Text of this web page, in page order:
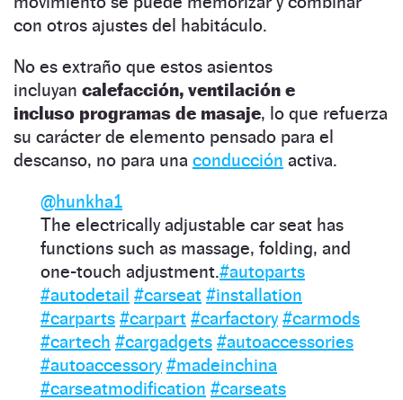
con otros ajustes del habitáculo.
No es extraño que estos asientos
incluyan calefacción, ventilación e
incluso programas de masaje, lo que refuerza
su carácter de elemento pensado para el
descanso, no para una conducción activa.
@hunkha1
The electrically adjustable car seat has
functions such as massage, folding, and
one-touch adjustment.#autoparts
#autodetail #carseat #installation
#carparts #carpart #carfactory #carmods
#cartech #cargadgets #autoaccessories
#autoaccessory #madeinchina
#carseatmodification #carseats